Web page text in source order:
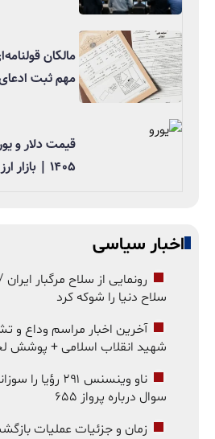
مالکان
مهم ثبت
۱۴۰۵ | بازار ارز دوگانه شد
اخبار سیاسی
رونمایی از سلاح مرگبار
سلاح دنیا را شوکه کرد
آخرین اخبار مراسم وداع و
شهید انقلاب اسلامی + پوشش
سوال درباره پرواز ۶۵۵
زمان و جزئیات عملیات